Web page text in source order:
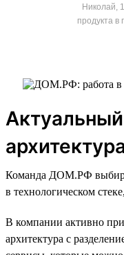
Николай,
продукта в
Команда ДОМ.РФ
в технологическом
В компании активно
архитектура с